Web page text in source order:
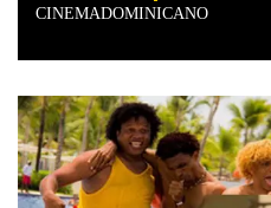
CINEMADOMINICANO